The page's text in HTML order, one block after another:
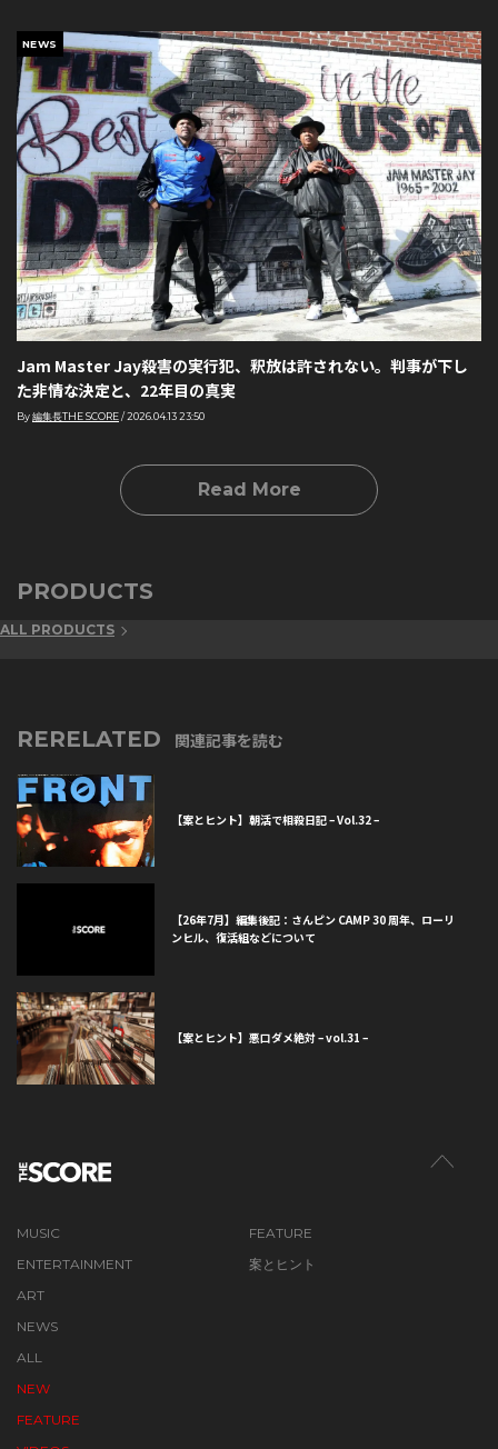
NEWS
Jam Master Jay殺害の実行犯、釈放は許されない。判事が下し
た非情な決定と、22年目の真実
By編集長THE SCORE/2026.04.13 23:50
Read More
PRODUCTS
ALL PRODUCTS
RERELATED 関連記事を読む
【案とヒント】朝活で相殺日記 – Vol.32 –
【26年7月】編集後記：さんピン CAMP 30 周年、ローリ
ンヒル、復活組などについて
【案とヒント】悪口ダメ絶対 – vol.31 –
MUSIC
ENTERTAINMENT
ART
FEATURE
案とヒント
NEWS
ALL
NEW
FEATURE